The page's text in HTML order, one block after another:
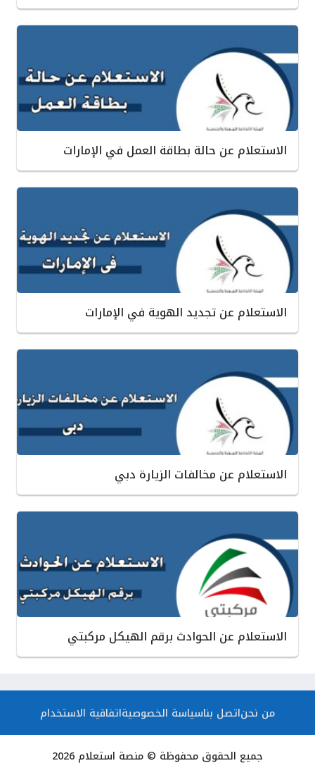
الاستعلام عن حالة بطاقة العمل في الإمارات
الاستعلام عن تجديد الهوية في الإمارات
الاستعلام عن مخالفات الزيارة دبي
الاستعلام عن الحوادث برقم الهيكل مركبتي
من نحناتصل بناسياسة الخصوصيةاتفاقية الاستخدام
جميع الحقوق محفوظة © منصة استعلام 2026